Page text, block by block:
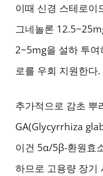
이때 신경 스테로이
그네놀론
2~5mg을 설하 투
로를 우회 지원한다.
추가적으로 감초 뿌
GA(Glycyrrhiza
이건 5α/5β-환원효
하므로 고용량 장기